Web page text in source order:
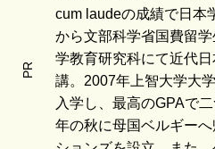
PR
cum laudeの成績で日本
から文部科学省国費留
学教育研究科にて近代
講。2007年上智大学大
入学し、最高のGPAで
年の秋に母国ベルギー